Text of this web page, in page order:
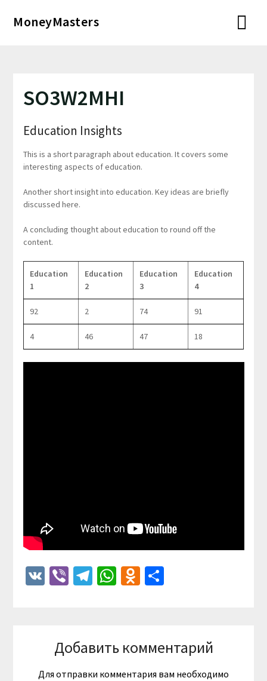
MoneyMasters
SO3W2MHI
Education Insights
This is a short paragraph about education. It covers some
interesting aspects of education.
Another short insight into education. Key ideas are briefly
discussed here.
A concluding thought about education to round off the
content.
Education
1
Education
2
Education
3
Education
4
92 2 74 91
4 46 47 18
VKViberTelegram
WhatsApp
Odnoklassniki
Отправить
Добавить комментарий
Для отправки комментария вам необходимо